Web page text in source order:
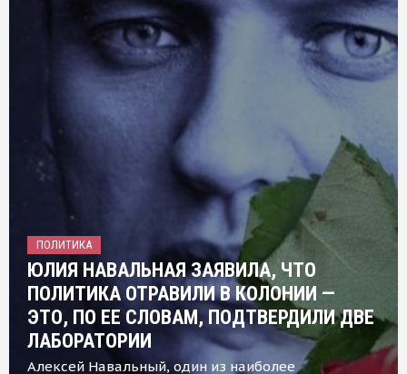
ПОЛИТИКА
ЮЛИЯ НАВАЛЬНАЯ ЗАЯВИЛА, ЧТО
ПОЛИТИКА ОТРАВИЛИ В КОЛОНИИ —
ЭТО, ПО ЕЕ СЛОВАМ, ПОДТВЕРДИЛИ ДВЕ
ЛАБОРАТОРИИ
Алексей Навальный, один из наиболее